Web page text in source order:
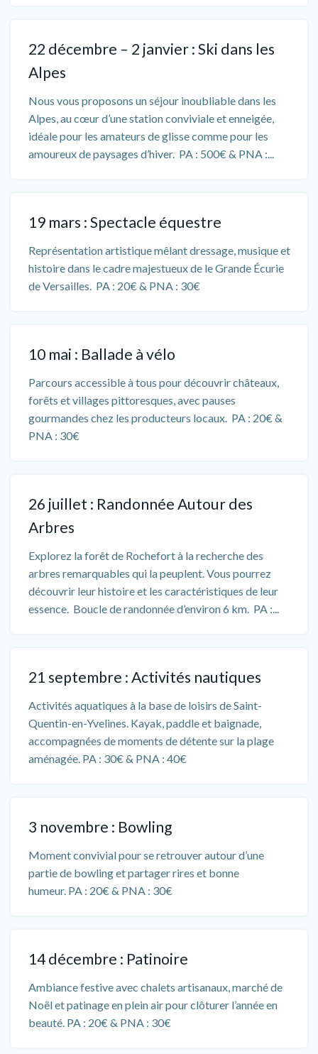
22 décembre – 2 janvier : Ski dans les
Alpes
Nous vous proposons un séjour inoubliable dans les
Alpes, au cœur d’une station conviviale et enneigée,
idéale pour les amateurs de glisse comme pour les
amoureux de paysages d’hiver. PA : 500€ & PNA :...
19 mars : Spectacle équestre
Représentation artistique mêlant dressage, musique et
histoire dans le cadre majestueux de le Grande Écurie
de Versailles. PA : 20€ & PNA : 30€
10 mai : Ballade à vélo
Parcours accessible à tous pour découvrir châteaux,
forêts et villages pittoresques, avec pauses
gourmandes chez les producteurs locaux. PA : 20€ &
PNA : 30€
26 juillet : Randonnée Autour des
Arbres
Explorez la forêt de Rochefort à la recherche des
arbres remarquables qui la peuplent. Vous pourrez
découvrir leur histoire et les caractéristiques de leur
essence. Boucle de randonnée d’environ 6 km. PA :...
21 septembre : Activités nautiques
Activités aquatiques à la base de loisirs de Saint-
Quentin-en-Yvelines. Kayak, paddle et baignade,
accompagnées de moments de détente sur la plage
aménagée. PA : 30€ & PNA : 40€
3 novembre : Bowling
Moment convivial pour se retrouver autour d’une
partie de bowling et partager rires et bonne
humeur. PA : 20€ & PNA : 30€
14 décembre : Patinoire
Ambiance festive avec chalets artisanaux, marché de
Noël et patinage en plein air pour clôturer l’année en
beauté. PA : 20€ & PNA : 30€